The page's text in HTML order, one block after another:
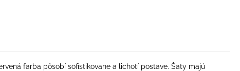
farba pôsobí sofistikovane a lichotí postave. Šaty majú